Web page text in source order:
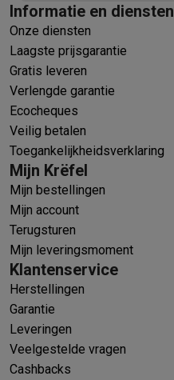
Informatie en diensten
Onze diensten
Laagste prijsgarantie
Gratis leveren
Verlengde garantie
Ecocheques
Veilig betalen
Toegankelijkheidsverklaring
Mijn Krëfel
Mijn bestellingen
Mijn account
Terugsturen
Mijn leveringsmoment
Klantenservice
Herstellingen
Garantie
Leveringen
Veelgestelde vragen
Cashbacks